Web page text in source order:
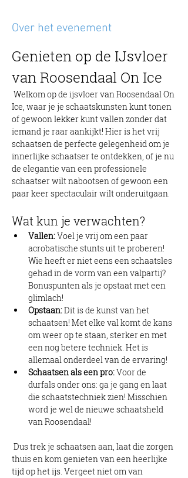
Over het evenement
Genieten op de IJsvloer
van Roosendaal On Ice
Ice, waar je je schaatskunsten kunt tonen
of gewoon lekker kunt vallen zonder dat
iemand je raar aankijkt! Hier is het vrij
schaatsen de perfecte gelegenheid om je
innerlijke schaatser te ontdekken, of je nu
de elegantie van een professionele
schaatser wilt nabootsen of gewoon een
paar keer spectaculair wilt onderuitgaan.
Wat kun je verwachten?
Vallen: Voel je vrij om een paar
acrobatische stunts uit te proberen!
Wie heeft er niet eens een schaatsles
gehad in de vorm van een valpartij?
Bonuspunten als je opstaat met een
glimlach!
Opstaan: Dit is de kunst van het
schaatsen! Met elke val komt de kans
om weer op te staan, sterker en met
een nog betere techniek. Het is
allemaal onderdeel van de ervaring!
Schaatsen als een pro: Voor de
durfals onder ons: ga je gang en laat
die schaatstechniek zien! Misschien
word je wel de nieuwe schaatsheld
van Roosendaal!
thuis en kom genieten van een heerlijke
tijd op het ijs. Vergeet niet om van